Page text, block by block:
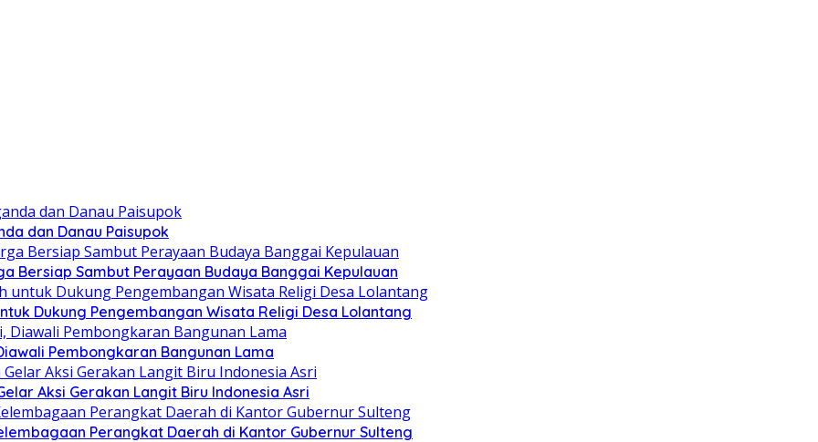
dan Danau Paisupok
Bersiap Sambut Perayaan Budaya Banggai Kepulauan
Dukung Pengembangan Wisata Religi Desa Lolantang
Pembongkaran Bangunan Lama
Aksi Gerakan Langit Biru Indonesia Asri
Perangkat Daerah di Kantor Gubernur Sulteng